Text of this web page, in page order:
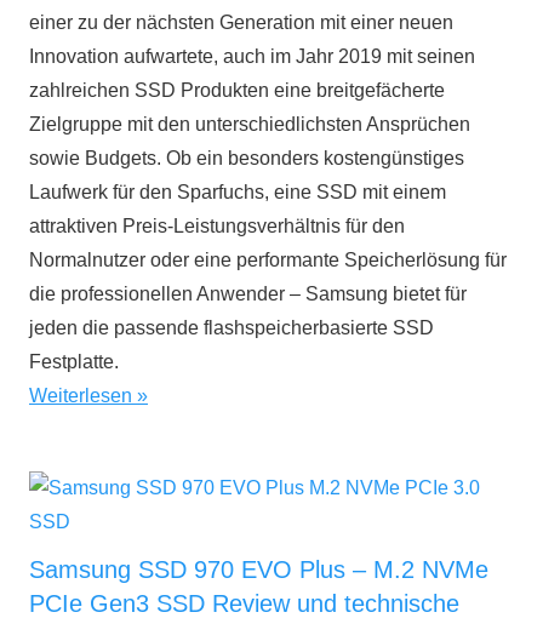
einer zu der nächsten Generation mit einer neuen
Innovation aufwartete, auch im Jahr 2019 mit seinen
zahlreichen SSD Produkten eine breitgefächerte
Zielgruppe mit den unterschiedlichsten Ansprüchen
sowie Budgets. Ob ein besonders kostengünstiges
Laufwerk für den Sparfuchs, eine SSD mit einem
attraktiven Preis-Leistungsverhältnis für den
Normalnutzer oder eine performante Speicherlösung für
die professionellen Anwender – Samsung bietet für
jeden die passende flashspeicherbasierte SSD
Festplatte.
Weiterlesen
Samsung SSD 970 EVO Plus – M.2 NVMe
PCIe Gen3 SSD Review und technische